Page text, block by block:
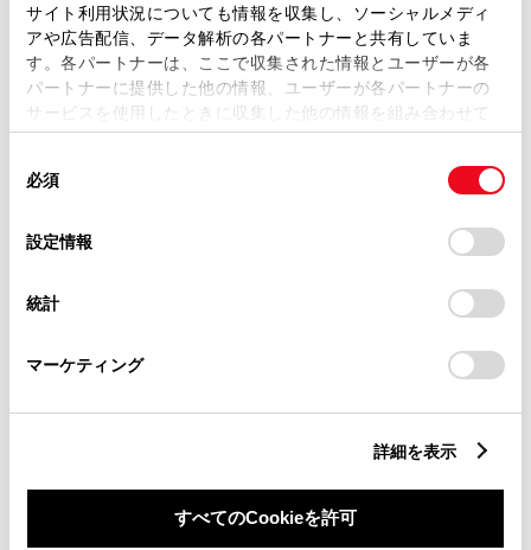
サイト利用状況についても情報を収集し、ソーシャルメディ
アや広告配信、データ解析の各パートナーと共有していま
す。各パートナーは、ここで収集された情報とユーザーが各
パートナーに提供した他の情報、ユーザーが各パートナーの
サービスを使用したときに収集した他の情報を組み合わせて
使用することがあります。当ウェブサイトの使用を続行する
デバイスにすべてのCookie(クッキー)が保存されることに同
意したことになります。Cookie(クッキー)のオプトアウト、
設定の変更、同意を撤回したりするにあたっては、当社の
「Cookie（クッキー）情報の取り扱いについて
」をご覧くだ
必須
設定情報
統計
マーケティング
詳細を表示
すべてのCookieを許可
ブラインドスポットモニター（後側方検知）
ドライブレコーダー
※ 記録媒体(SDカード等)は別途ご購入いただく場合がございます
○
バックモニター